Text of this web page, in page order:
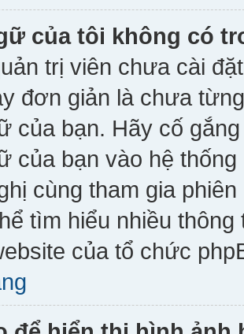
của tôi không có
trị viên chưa cài
đơn giản là chưa
của bạn. Hãy cố
của bạn vào hệ
cùng tham gia
tìm hiểu nhiều
của tổ chức